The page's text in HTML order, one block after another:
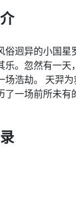
迥异的小国
。忽然有一
浩劫。 天羿
一场前所未